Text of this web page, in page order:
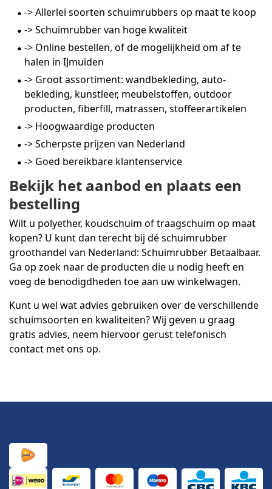
-> Allerlei soorten schuimrubbers op maat te koop
-> Schuimrubber van hoge kwaliteit
-> Online bestellen, of de mogelijkheid om af te
halen in IJmuiden
-> Groot assortiment: wandbekleding, auto-
bekleding, kunstleer, meubelstoffen, outdoor
producten, fiberfill, matrassen, stoffeerartikelen
-> Hoogwaardige producten
-> Scherpste prijzen van Nederland
-> Goed bereikbare klantenservice
Bekijk het aanbod en plaats een
bestelling
Wilt u polyether, koudschuim of traagschuim op maat
kopen? U kunt dan terecht bij dé schuimrubber
groothandel van Nederland: Schuimrubber Betaalbaar.
Ga op zoek naar de producten die u nodig heeft en
voeg de benodigdheden toe aan uw winkelwagen.
Kunt u wel wat advies gebruiken over de verschillende
schuimsoorten en kwaliteiten? Wij geven u graag
gratis advies, neem hiervoor gerust telefonisch
contact met ons op.